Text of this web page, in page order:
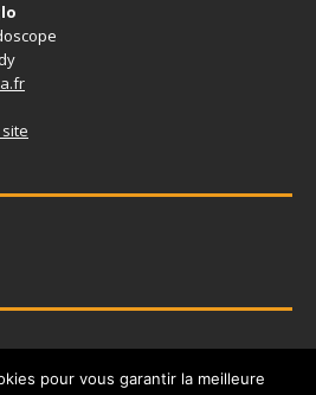
pour vous garantir la meilleure